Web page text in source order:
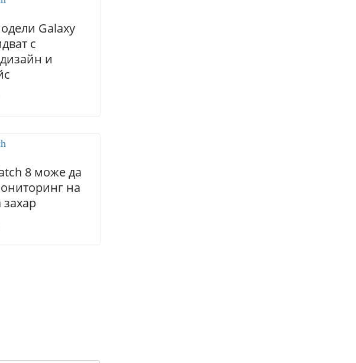
Galaxy
с
и
8 може да
на